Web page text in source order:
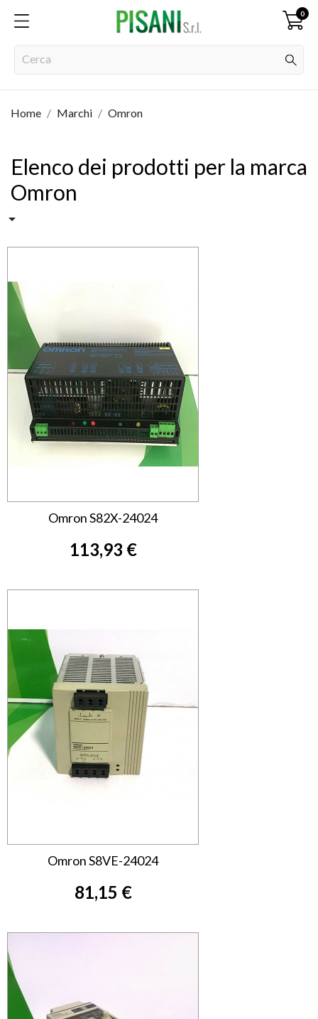
0
Home Marchi Omron
Elenco dei prodotti per la marca
Omron

Omron S82X-24024
113,93 €
Omron S8VE-24024
81,15 €